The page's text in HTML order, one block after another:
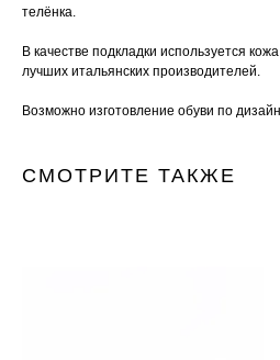
телёнка.
В качестве подкладки используется
лучших итальянских производителей.
Возможно изготовление обуви по
СМОТРИТЕ ТАКЖЕ